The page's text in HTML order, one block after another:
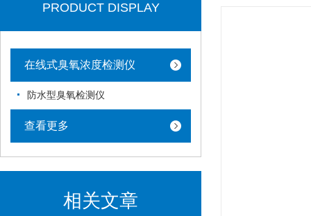
PRODUCT DISPLAY
在线式臭氧浓度检测仪
防水型臭氧检测仪
查看更多
相关文章